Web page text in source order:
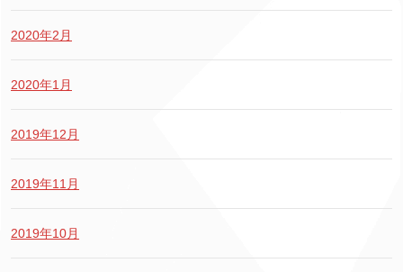
2020年2月
2020年1月
2019年12月
2019年11月
2019年10月